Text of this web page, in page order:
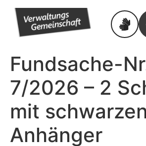
Fundsache-
7/2026 – 2
mit schwarzen
Anhänger